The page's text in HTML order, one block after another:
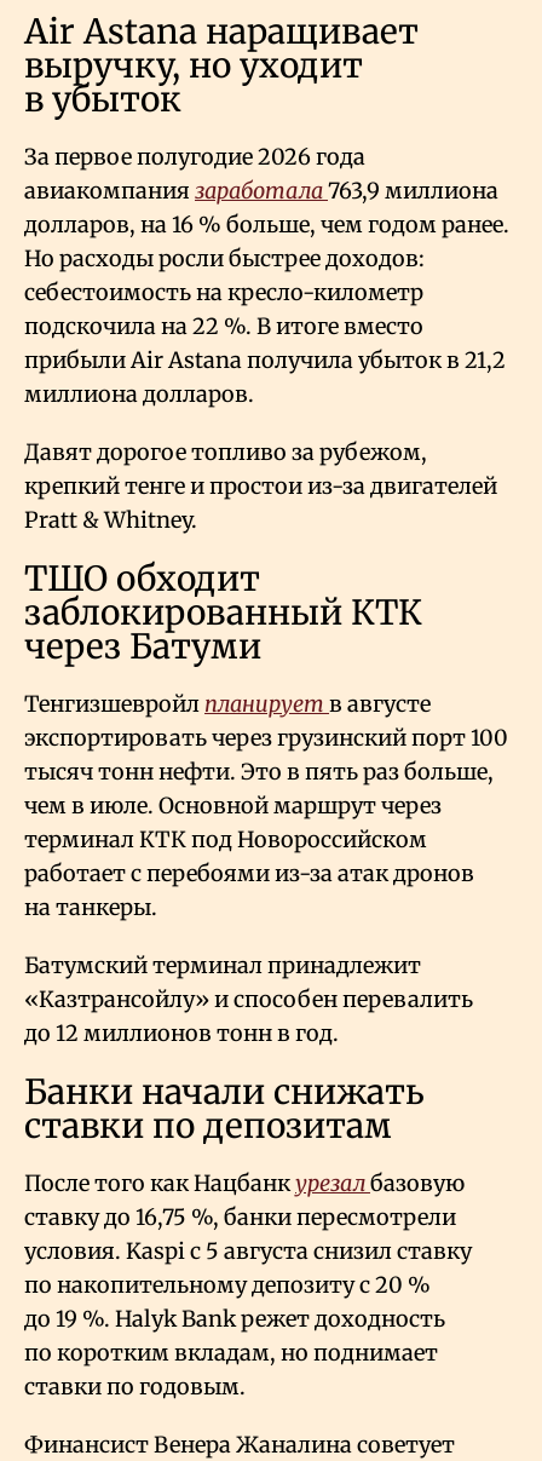
Air Astana наращивает
выручку, но уходит
в убыток
За первое полугодие 2026 года
авиакомпания заработала763,9 миллиона
долларов, на 16 % больше, чем годом ранее.
Но расходы росли быстрее доходов:
себестоимость на кресло-километр
подскочила на 22 %. В итоге вместо
прибыли Air Astana получила убыток в 21,2
миллиона долларов.
Давят дорогое топливо за рубежом,
крепкий тенге и простои из-за двигателей
Pratt & Whitney.
ТШО обходит
заблокированный КТК
через Батуми
Тенгизшевройл планирует в августе
экспортировать через грузинский порт 100
тысяч тонн нефти. Это в пять раз больше,
чем в июле. Основной маршрут через
терминал КТК под Новороссийском
работает с перебоями из-за атак дронов
на танкеры.
Батумский терминал принадлежит
«Казтрансойлу» и способен перевалить
до 12 миллионов тонн в год.
Банки начали снижать
ставки по депозитам
После того как Нацбанкурезалбазовую
ставку до 16,75 %, банки пересмотрели
условия. Kaspi с 5 августа снизил ставку
по накопительному депозиту с 20 %
до 19 %. Halyk Bank режет доходность
по коротким вкладам, но поднимает
ставки по годовым.
Финансист Венера Жаналина советует